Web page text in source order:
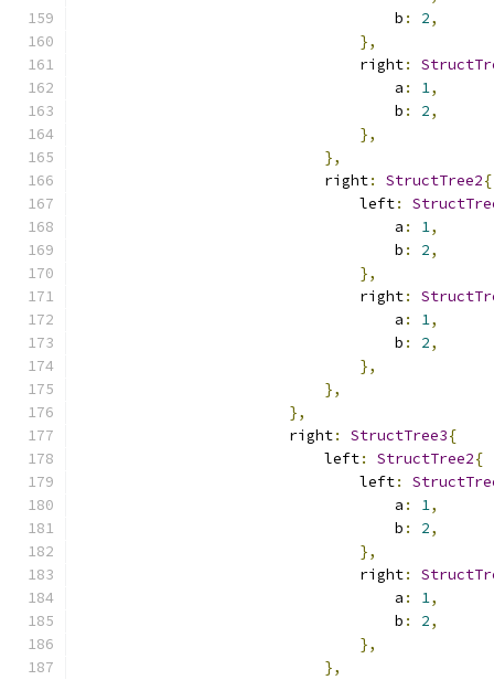
                                    b
: 2,
},
                                right
:
                                    a
: 1,
                                    b
: 2,
},
},
                            right
: StructTree2{
                                left
:
                                    a
: 1,
                                    b
: 2,
},
                                right
:
                                    a
: 1,
                                    b
: 2,
},
},
},
                        right
: StructTree3{
                            left
: StructTree2{
                                left
:
                                    a
: 1,
                                    b
: 2,
},
                                right
:
                                    a
: 1,
                                    b
: 2,
},
},